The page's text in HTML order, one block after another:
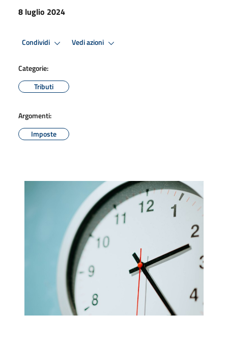
8 luglio 2024
Condividi Vedi azioni
Categorie:
Tributi
Argomenti:
Imposte